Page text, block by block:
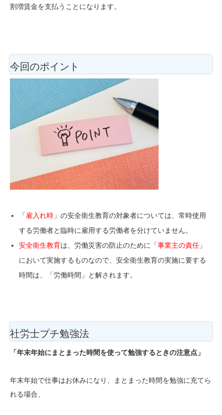
割増賃金を支払うことになります。
今回のポイント
「 雇入れ時 」の安全衛生教育の対象者については、常時使用
する労働者と臨時に雇用する労働者を分けていません。
安全衛生教育は、労働災害の防止のために「事業主の責任 」
において実施するものなので、安全衛生教育の実施に要する
時間は、「労働時間」と解されます。
社労士プチ勉強法
「年末年始にまとまった時間を使って勉強するときの注意点」
年末年始で仕事はお休みになり、まとまった時間を勉強に充てら
れる場合、